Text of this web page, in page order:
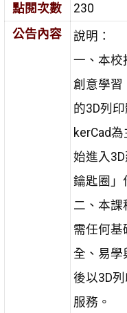
點閱次數
230
公告內容
說明：
一、本校
創意學習
的3D列
kerCad
始進入
鑰匙圈」
二、本課
需任何基
全、易學
後以3D
服務。